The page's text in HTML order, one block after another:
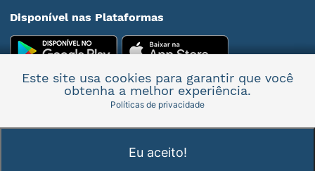
Disponível nas Plataformas
Mais informações
Este site usa cookies para garantir que você
obtenha a melhor experiência.
Políticas de privacidade
Eu aceito!